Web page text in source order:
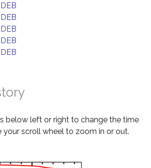
below left or right to change the time
your scroll wheel to zoom in or out.